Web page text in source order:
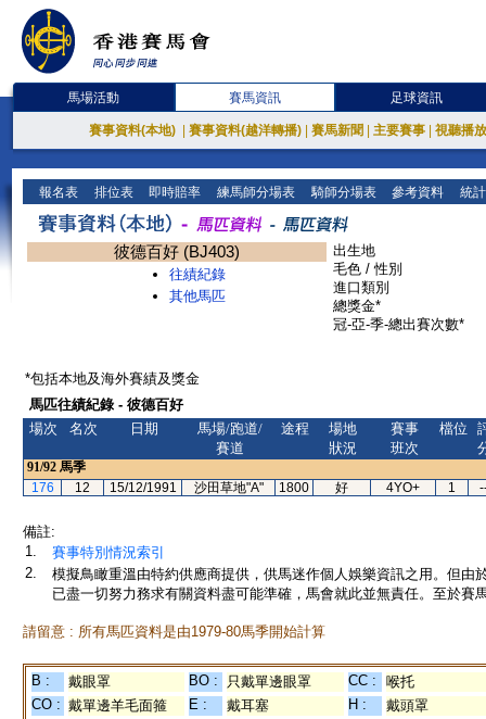
馬場活動 賽馬資訊 足球資訊
賽事資料(本地) 賽事資料(越洋轉播) 賽馬新聞 主要賽事 視聽播
報名表 排位表 即時賠率 練馬師分場表 騎師分場表 參考資料 統
彼德百好 (BJ403)
往績紀錄
其他馬匹
出生地
毛色 / 性別
進口類別
總獎金*
冠-亞-季-總出賽次數*
*包括本地及海外賽績及獎金
馬匹往績紀錄 - 彼德百好
場次
名次 日期
馬場/跑道/
賽道
途程
場地
狀況
賽事
班次
檔位
91/92 馬季
176
12 15/12/1991 沙田草地"A" 1800 好 4YO+ 1
備註:
1.
賽事特別情況索引
2.
模擬鳥瞰重溫由特約供應商提供，供馬迷作個人娛樂資訊之用。但
已盡一切努力務求有關資料盡可能準確，馬會就此並無責任。至於賽
請留意 : 所有馬匹資料是由1979-80馬季開始計算
B : 戴眼罩 BO : 只戴單邊眼罩 CC :
喉托
CO : 戴單邊羊毛面箍 E : 戴耳塞 H :
戴頭罩